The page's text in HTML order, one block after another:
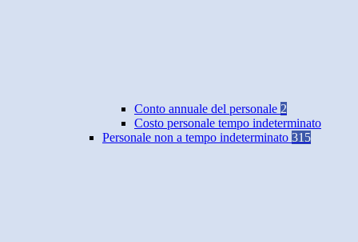
Conto annuale del personale 2
Costo personale tempo indeterminato
Personale non a tempo indeterminato 315